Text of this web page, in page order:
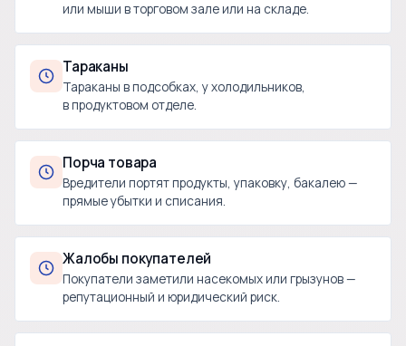
или мыши в торговом зале или на складе.
Тараканы
Тараканы в подсобках, у холодильников,
в продуктовом отделе.
Порча товара
Вредители портят продукты, упаковку, бакалею —
прямые убытки и списания.
Жалобы покупателей
Покупатели заметили насекомых или грызунов —
репутационный и юридический риск.